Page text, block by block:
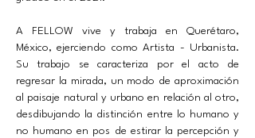
A FELLOW vive y trabaja en Querétaro,
México, ejerciendo como Artista - Urbanista.
Su trabajo se caracteriza por el acto de
regresar la mirada, un modo de aproximación
al paisaje natural y urbano en relación al otro,
desdibujando la distinción entre lo humano y
no humano en pos de estirar la percepción y